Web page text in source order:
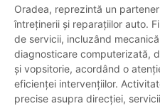
Oradea, reprezintă un
întreținerii și reparațiilor auto.
de servicii, incluzând
diagnosticare computerizată,
și vopsitorie, acordând o
eficienței intervențiilor.
precise asupra direcției,